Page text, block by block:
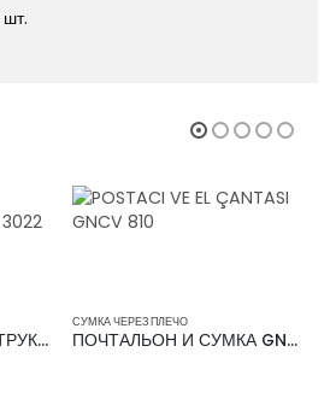
СУМКА ЧЕРЕЗ ПЛЕЧО
ПОЧТАЛЬОН И СУМКА GNCV 810 РЮКЗАК